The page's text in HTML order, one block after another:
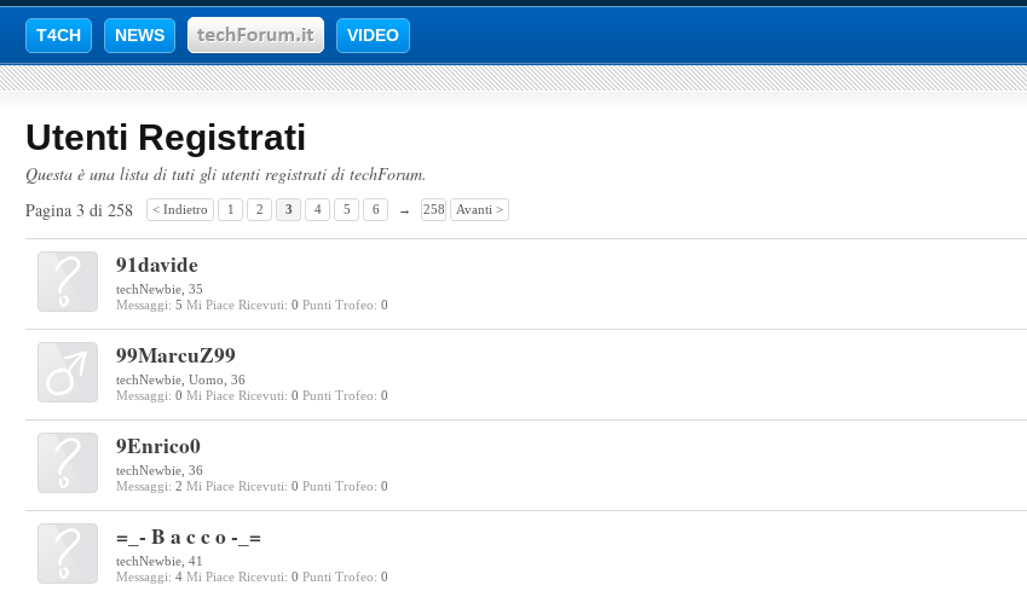
T4CH NEWS VIDEO
Utenti Registrati
Questa è una lista di tuti gli utenti registrati di techForum.
Pagina 3 di 258
< Indietro 1 2 3 4 5 6 → 258 Avanti >
91davide
techNewbie , 35
Messaggi: 5 Mi Piace Ricevuti: 0 Punti Trofeo: 0
99MarcuZ99
techNewbie , Uomo, 36
Messaggi: 0 Mi Piace Ricevuti: 0 Punti Trofeo: 0
9Enrico0
techNewbie , 36
Messaggi: 2 Mi Piace Ricevuti: 0 Punti Trofeo: 0
=_- B a c c o -_=
techNewbie , 41
Messaggi: 4 Mi Piace Ricevuti: 0 Punti Trofeo: 0